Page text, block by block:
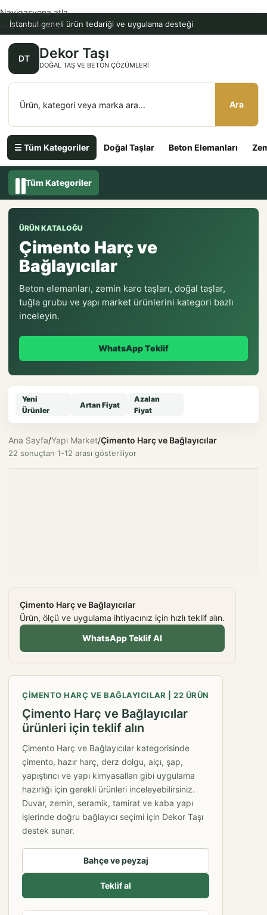
İstanbul geneli ürün tedariği ve uygulama desteği
DT Dekor Taşı
DOĞAL TAŞ VE BETON ÇÖZÜMLERI
Ara
☰ Tüm Kategoriler Doğal Taşlar Beton Elemanları
Navigasyona atla
Ana içeriğe atla
Tüm Kategoriler
ÜRÜN KATALOĞU
Çimento Harç ve
Bağlayıcılar
Beton elemanları, zemin karo taşları, doğal taşlar,
tuğla grubu ve yapı market ürünlerini kategori bazlı
inceleyin.
WhatsApp Teklif
Yeni
Ürünler
Artan Fiyat
Azalan
Fiyat
Ana Sayfa/Yapı Market/Çimento Harç ve Bağlayıcılar
22 sonuçtan 1-12 arası gösteriliyor
Çimento Harç ve Bağlayıcılar
Ürün, ölçü ve uygulama ihtiyacınız için hızlı teklif alın.
WhatsApp Teklif Al
ÇIMENTO HARÇ VE BAĞLAYICILAR | 22 ÜRÜN
Çimento Harç ve Bağlayıcılar
ürünleri için teklif alın
Çimento Harç ve Bağlayıcılar kategorisinde
çimento, hazır harç, derz dolgu, alçı, şap,
yapıştırıcı ve yapı kimyasalları gibi uygulama
hazırlığı için gerekli ürünleri inceleyebilirsiniz.
Duvar, zemin, seramik, tamirat ve kaba yapı
işlerinde doğru bağlayıcı seçimi için Dekor Taşı
destek sunar.
Bahçe ve peyzaj
Teklif al